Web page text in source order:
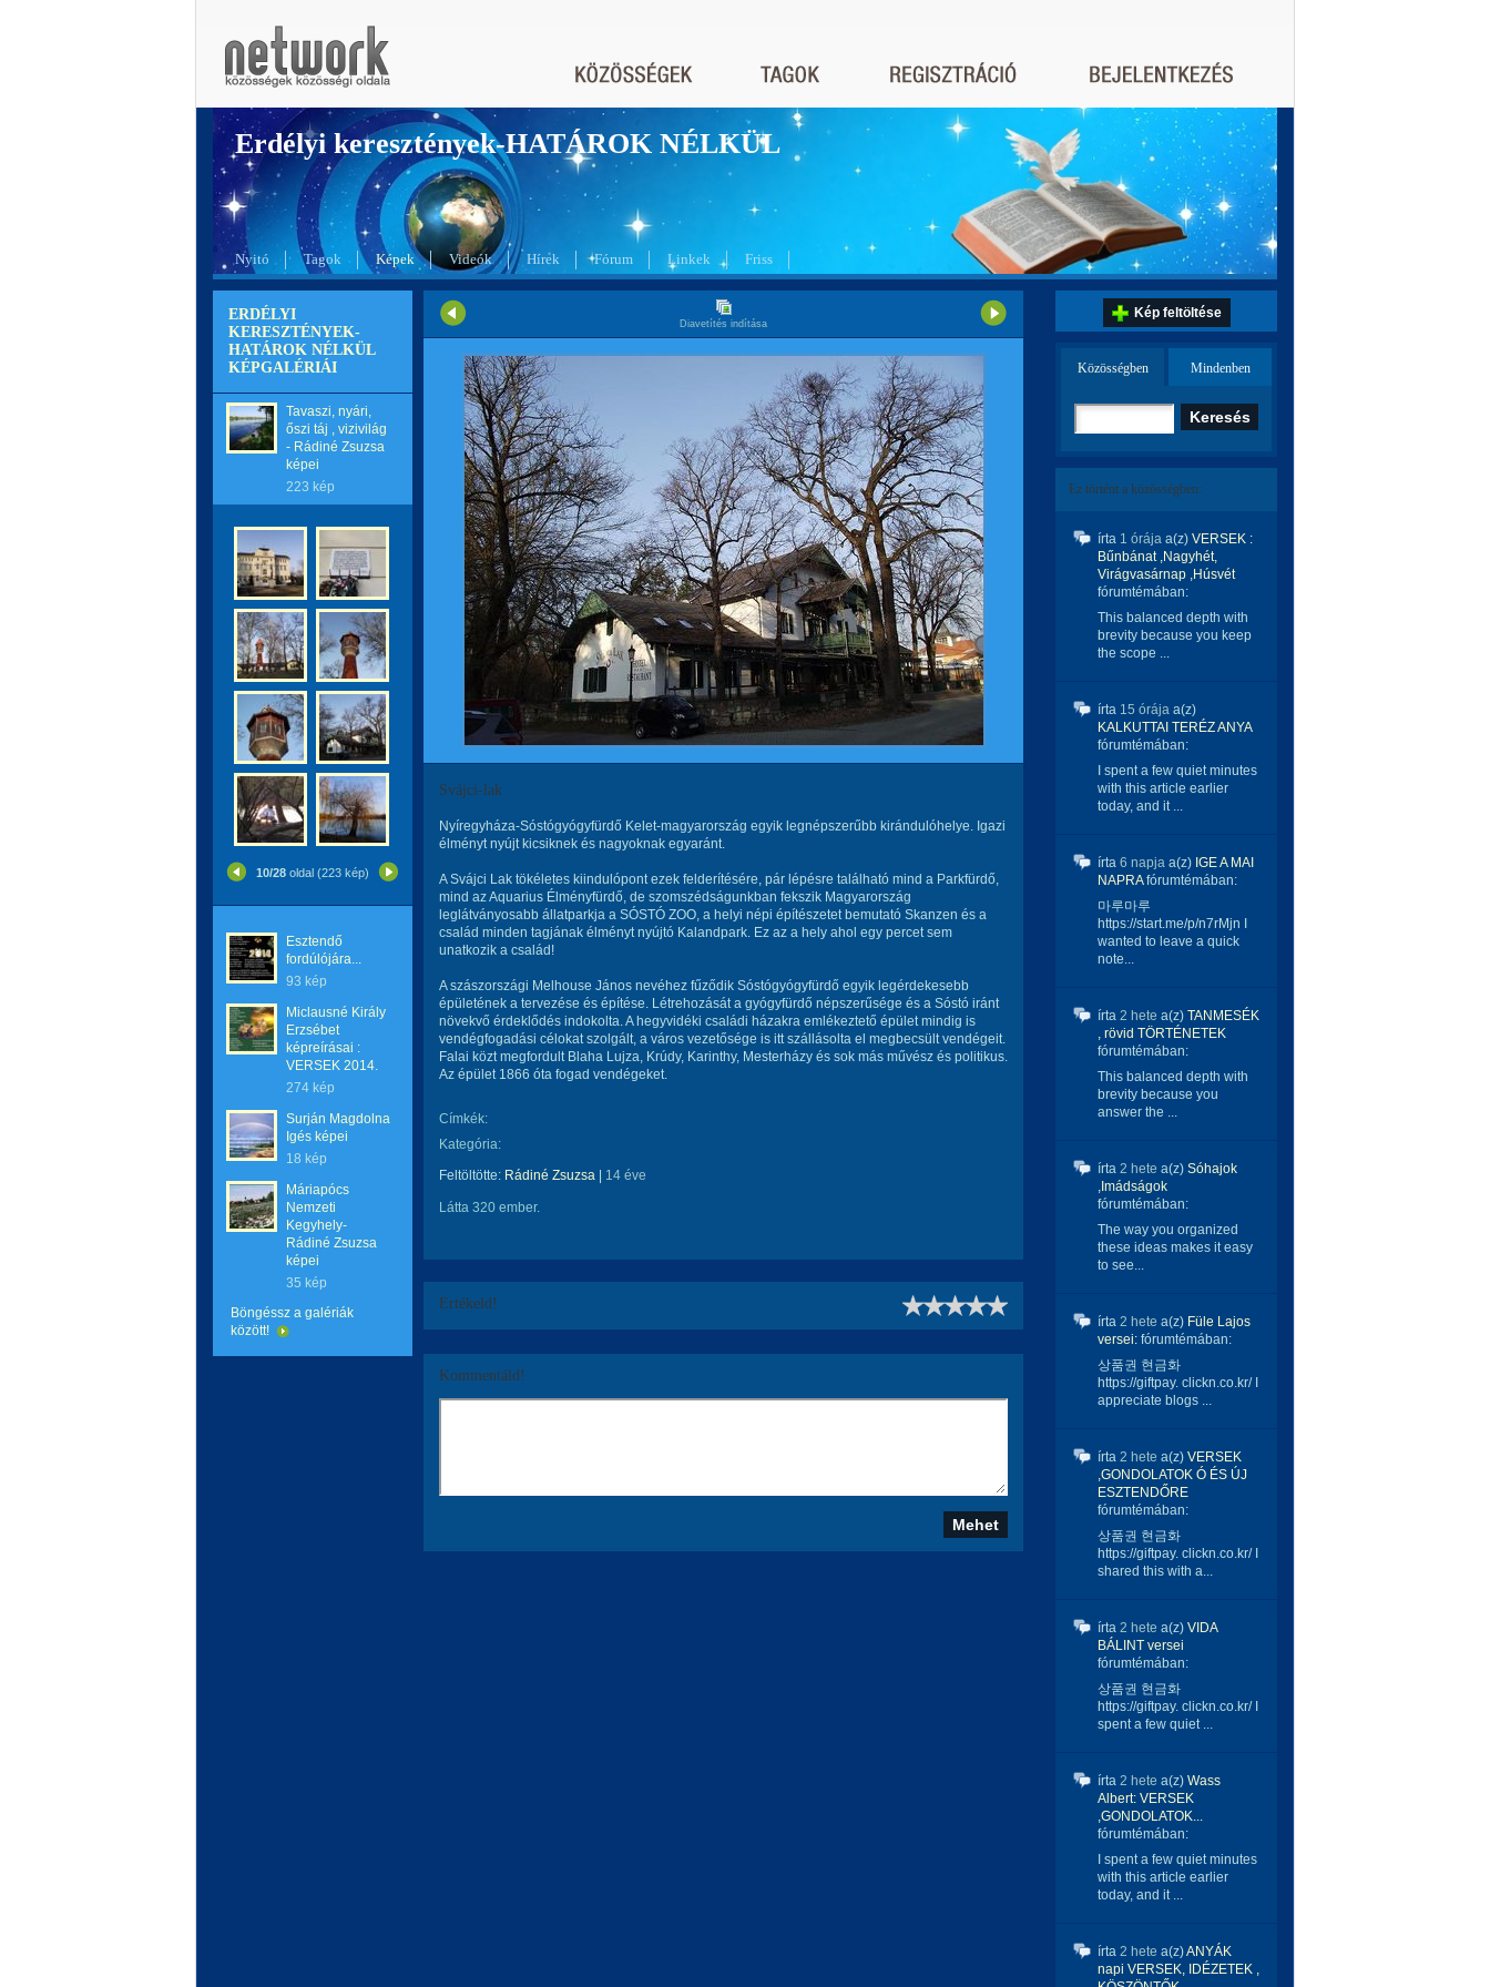
Erdélyi keresztények-HATÁROK NÉLKÜL
Nyitó Tagok Képek Videók Hírek Fórum Linkek Friss
ERDÉLYI
KERESZTÉNYEK-
HATÁROK NÉLKÜL
KÉPGALÉRIÁI
Tavaszi, nyári,
őszi táj , vizivilág
- Rádiné Zsuzsa
képei
223 kép
10/28 oldal (223 kép)
Esztendő
fordúlójára...
93 kép
Miclausné Király
Erzsébet
képreírásai :
VERSEK 2014.
274 kép
Surján Magdolna
Igés képei
18 kép
Máriapócs
Nemzeti
Kegyhely-
Rádiné Zsuzsa
képei
35 kép
Böngéssz a galériák
között!
Diavetítés indítása
Svájci-lak
Nyíregyháza-Sóstógyógyfürdő Kelet-magyarország egyik legnépszerűbb kirándulóhelye. Igazi
élményt nyújt kicsiknek és nagyoknak egyaránt.
A Svájci Lak tökéletes kiindulópont ezek felderítésére, pár lépésre található mind a Parkfürdő,
mind az Aquarius Élményfürdő, de szomszédságunkban fekszik Magyarország
leglátványosabb állatparkja a SÓSTÓ ZOO, a helyi népi építészetet bemutató Skanzen és a
család minden tagjának élményt nyújtó Kalandpark. Ez az a hely ahol egy percet sem
unatkozik a család!
A szászországi Melhouse János nevéhez fűződik Sóstógyógyfürdő egyik legérdekesebb
épületének a tervezése és építése. Létrehozását a gyógyfürdő népszerűsége és a Sóstó iránt
növekvő érdeklődés indokolta. A hegyvidéki családi házakra emlékeztető épület mindig is
vendégfogadási célokat szolgált, a város vezetősége is itt szállásolta el megbecsült vendégeit.
Falai közt megfordult Blaha Lujza, Krúdy, Karinthy, Mesterházy és sok más művész és politikus.
Az épület 1866 óta fogad vendégeket.
Címkék:
Kategória:
Feltöltötte: Rádiné Zsuzsa 14 éve
Látta 320 ember.
Értékeld!
Kommentáld!
Kép feltöltése
Közösségben Mindenben
Ez történt a közösségben:
írta 1 órája a(z) VERSEK :
Bűnbánat ,Nagyhét,
Virágvasárnap ,Húsvét
fórumtémában:
This balanced depth with
brevity because you keep
the scope ...
írta 15 órája a(z)
KALKUTTAI TERÉZ ANYA
fórumtémában:
I spent a few quiet minutes
with this article earlier
today, and it ...
írta 6 napja a(z) IGE A MAI
NAPRAfórumtémában:
마루마루
https://start.me/p/n7rMjn I
wanted to leave a quick
note...
írta 2 hete a(z) TANMESÉK
, rövid TÖRTÉNETEK
fórumtémában:
This balanced depth with
brevity because you
answer the ...
írta 2 hete a(z) Sóhajok
,Imádságok
fórumtémában:
The way you organized
these ideas makes it easy
to see...
írta 2 hete a(z) Füle Lajos
versei: fórumtémában:
상품권 현금화
https://giftpay. clickn.co.kr/ I
appreciate blogs ...
írta 2 hete a(z) VERSEK
,GONDOLATOK Ó ÉS ÚJ
ESZTENDŐRE
fórumtémában:
상품권 현금화
https://giftpay. clickn.co.kr/ I
shared this with a...
írta 2 hete a(z) VIDA
BÁLINT versei
fórumtémában:
상품권 현금화
https://giftpay. clickn.co.kr/ I
spent a few quiet ...
írta 2 hete a(z) Wass
Albert: VERSEK
,GONDOLATOK...
fórumtémában:
I spent a few quiet minutes
with this article earlier
today, and it ...
írta 2 hete a(z)ANYÁK
napi VERSEK, IDÉZETEK ,